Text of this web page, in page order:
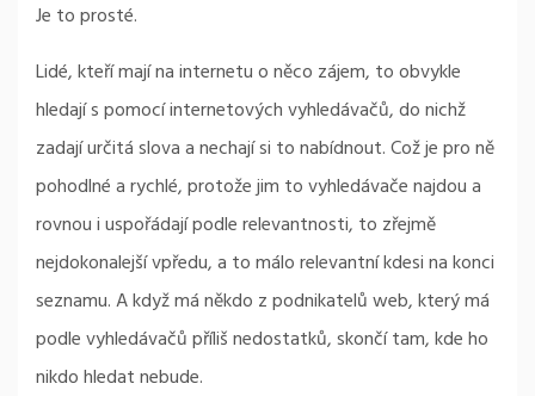
Je to prosté.
Lidé, kteří mají na internetu o něco zájem, to obvykle
hledají s pomocí internetových vyhledávačů, do nichž
zadají určitá slova a nechají si to nabídnout. Což je pro ně
pohodlné a rychlé, protože jim to vyhledávače najdou a
rovnou i uspořádají podle relevantnosti, to zřejmě
nejdokonalejší vpředu, a to málo relevantní kdesi na konci
seznamu. A když má někdo z podnikatelů web, který má
podle vyhledávačů příliš nedostatků, skončí tam, kde ho
nikdo hledat nebude.